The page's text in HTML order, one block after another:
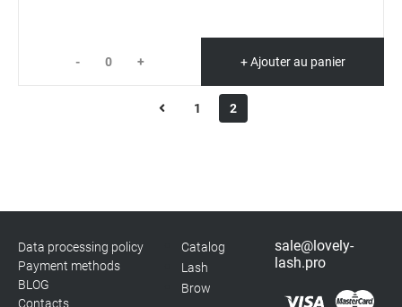
- + + Ajouter au panier
1 2
Data processing policy
Payment methods
BLOG
Contacts
Catalog
Lash
Brow
sale@lovely-
lash.pro